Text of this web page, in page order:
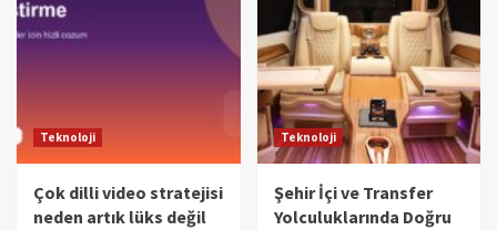
Teknoloji
Çok dilli video stratejisi
neden artık lüks değil
Teknoloji
Şehir İçi ve Transfer
Yolculuklarında Doğru